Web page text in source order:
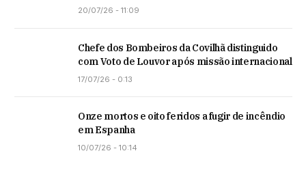
20/07/26 - 11:09
Chefe dos Bombeiros da Covilhã distinguido
com Voto de Louvor após missão internacional
17/07/26 - 0:13
Onze mortos e oito feridos a fugir de incêndio
em Espanha
10/07/26 - 10:14